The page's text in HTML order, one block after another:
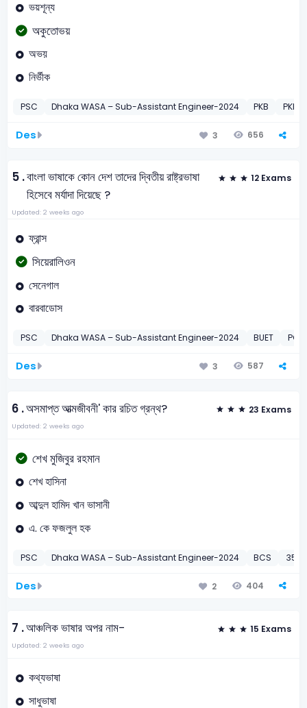
ভয়শূন্য
অকুতোভয়
অভয়
নির্ভীক
PSC Dhaka WASA – Sub-Assistant Engineer-2024 PKB PKB
Des 3 656
5 .বাংলা ভাষাকে কোন দেশ তাদের দ্বিতীয় রাষ্ট্রভাষা
হিসেবে মর্যাদা দিয়েছে ?
12 Exams
Updated: 2 weeks ago
ফ্রান্স
সিয়েরালিওন
সেনেগাল
বারবাডোস
PSC Dhaka WASA – Sub-Assistant Engineer-2024 BUET
Des 3 587
6 .অসমাপ্ত আত্মজীবনী' কার রচিত গ্রন্থ? 23 Exams
Updated: 2 weeks ago
শেখ মুজিবুর রহমান
শেখ হাসিনা
আব্দুল হামিদ খান ভাসানী
এ. কে ফজলুল হক
PSC Dhaka WASA – Sub-Assistant Engineer-2024 BCS 35th
Des 2 404
7 .আঞ্চলিক ভাষার অপর নাম- 15 Exams
Updated: 2 weeks ago
কথ্যভাষা
সাধুভাষা